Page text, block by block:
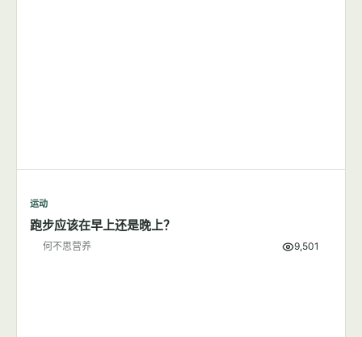
运动
跑步应该在早上还是晚上？
何不思营养 9,501